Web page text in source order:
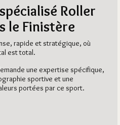
Roller
le Finistère
rapide et stratégique, où
est total.
une expertise spécifique,
sportive et une
portées par ce sport.